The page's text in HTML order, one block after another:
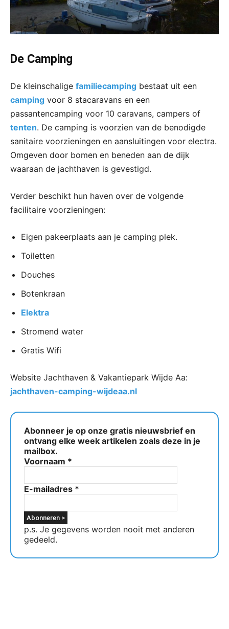
De Camping
De kleinschalige familiecamping bestaat uit een
camping voor 8 stacaravans en een
passantencamping voor 10 caravans, campers of
tenten. De camping is voorzien van de benodigde
sanitaire voorzieningen en aansluitingen voor electra.
Omgeven door bomen en beneden aan de dijk
waaraan de jachthaven is gevestigd.
Verder beschikt hun haven over de volgende
facilitaire voorzieningen:
Eigen pakeerplaats aan je camping plek.
Toiletten
Douches
Botenkraan
Elektra
Stromend water
Gratis Wifi
Website Jachthaven & Vakantiepark Wijde Aa:
jachthaven-camping-wijdeaa.nl
Abonneer je op onze gratis nieuwsbrief en
ontvang elke week artikelen zoals deze in je
mailbox.
Voornaam *
E-mailadres *
p.s. Je gegevens worden nooit met anderen
gedeeld.